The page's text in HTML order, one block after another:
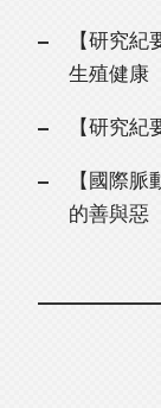
【研究
生殖健康
【研究
【國際
的善與惡